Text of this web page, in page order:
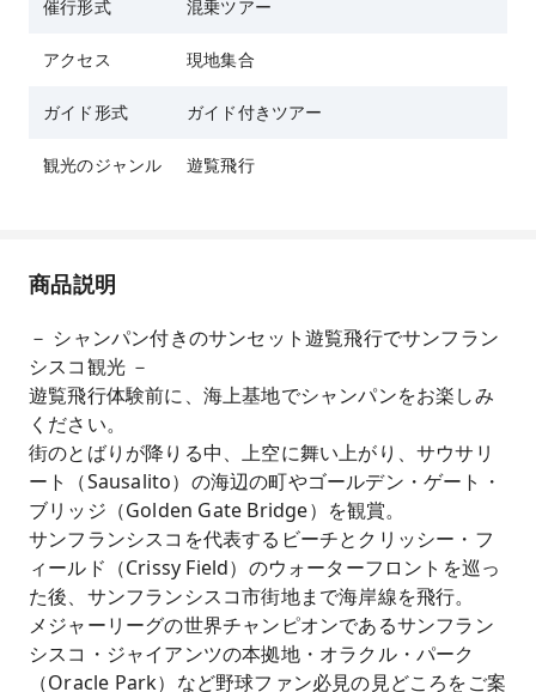
パノラマビューをご堪能ください。
す。
催行形式 混乗ツアー
アクセス 現地集合
ガイド形式 ガイド付きツアー
観光のジャンル 遊覧飛行
商品説明
－ シャンパン付きのサンセット遊覧飛行でサンフラン
シスコ観光 －
遊覧飛行体験前に、海上基地でシャンパンをお楽しみ
ください。
街のとばりが降りる中、上空に舞い上がり、サウサリ
ート（Sausalito）の海辺の町やゴールデン・ゲート・
ブリッジ（Golden Gate Bridge）を観賞。
サンフランシスコを代表するビーチとクリッシー・フ
ィールド（Crissy Field）のウォーターフロントを巡っ
た後、サンフランシスコ市街地まで海岸線を飛行。
メジャーリーグの世界チャンピオンであるサンフラン
シスコ・ジャイアンツの本拠地・オラクル・パーク
（Oracle Park）など野球ファン必見の見どころをご案